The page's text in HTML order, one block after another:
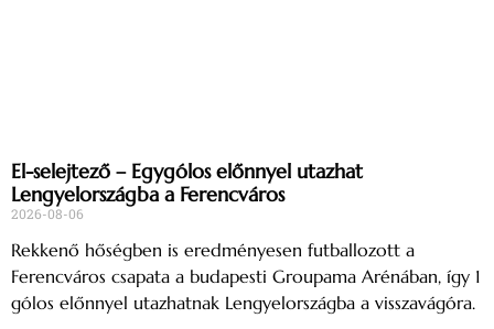
El-selejtező – Egygólos előnnyel utazhat
Lengyelországba a Ferencváros
2026-08-06
Rekkenő hőségben is eredményesen futballozott a
Ferencváros csapata a budapesti Groupama Arénában, így 1
gólos előnnyel utazhatnak Lengyelországba a visszavágóra.